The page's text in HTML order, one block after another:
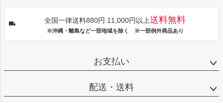
全国一律送料880円 11,000円以上送料無料
※沖縄・離島など一部地域を除く ※一部例外商品あり
お支払い
配送・送料